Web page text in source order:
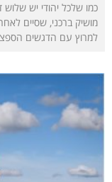
כמו שלכל יהודי יש
למרוץ עם הדגשים